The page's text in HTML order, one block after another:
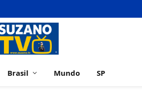
Brasil Mundo SP